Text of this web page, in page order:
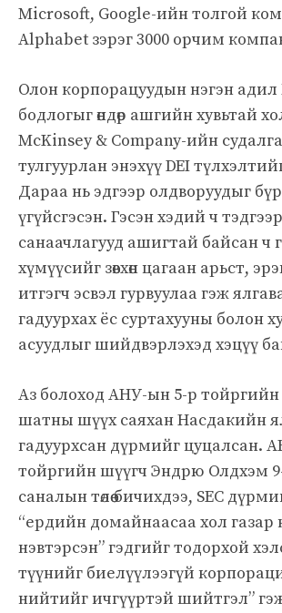
Microsoft, Google-ийн толгой
Alphabet зэрэг 3000 орчим
Олон корпорацуудын нэгэн адил
бодлогыг өндөр ашгийн хувьтай
McKinsey & Company-ийн
тулгуурлан энэхүү DEI түлхэлтийг
Дараа нь эдгээр олдворуудыг
үгүйсгэсэн. Гэсэн хэдий ч тэдгээр
санаачлагууд ашигтай байсан ч
хүмүүсийг зөвхөн цагаан арьст,
итгэгч эсвэл гурвуулаа гэж
гадуурхах ёс суртахууны болон
асуудлыг шийдвэрлэхэд хэцүү
Аз болоход АНУ-ын 5-р тойргийн
шатны шүүх саяхан Насдакийн
гадуурхсан дүрмийг цуцалсан.
тойргийн шүүгч Эндрю Олдхэм
саналын төлөө бичихдээ, SEC
“ердийн домайнаасаа хол газар
нэвтэрсэн” гэдгийг тодорхой
түүнийг биелүүлээгүй
нийтийг ичгүүртэй шийтгэл”